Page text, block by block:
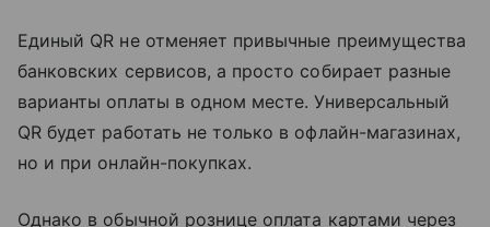
Единый QR не отменяет привычные преимущества
банковских сервисов, а просто собирает разные
варианты оплаты в одном месте. Универсальный
QR будет работать не только в офлайн-магазинах,
но и при онлайн-покупках.
Однако в обычной рознице оплата картами через